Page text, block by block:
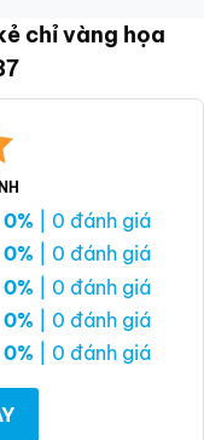
chỉ vàng họa
0% | 0 đánh giá
0% | 0 đánh giá
0% | 0 đánh giá
0% | 0 đánh giá
0% | 0 đánh giá